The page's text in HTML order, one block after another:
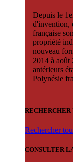
Depuis le
d'invention,
française
propriété
nouveau
2014 à août
antérieurs
Polynésie
RECHERCHER
Rechercher
CONSULTER